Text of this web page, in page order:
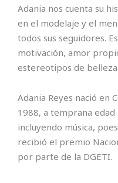
Adania nos cuenta su
en el modelaje y el
todos sus seguidores.
motivación, amor
estereotipos de belleza.
Adania Reyes nació en
1988, a temprana
incluyendo música,
recibió el premio
por parte de la DGETI.